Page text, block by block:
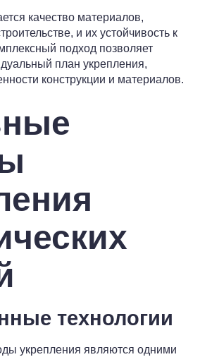
качество материалов,
и их устойчивость к
подход позволяет
план укрепления,
конструкции и материалов.
технологии
укрепления являются одними